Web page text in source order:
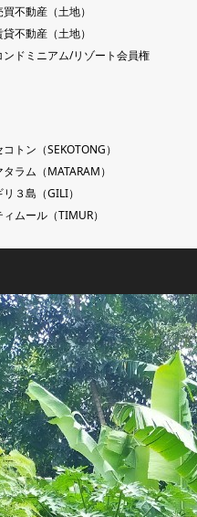
買不動産（土地）
貸不動産（土地）
ンドミニアム/リゾート会員権
コトン（SEKOTONG）
タラム（MATARAM）
リ３島（GILI）
ィムール（TIMUR）